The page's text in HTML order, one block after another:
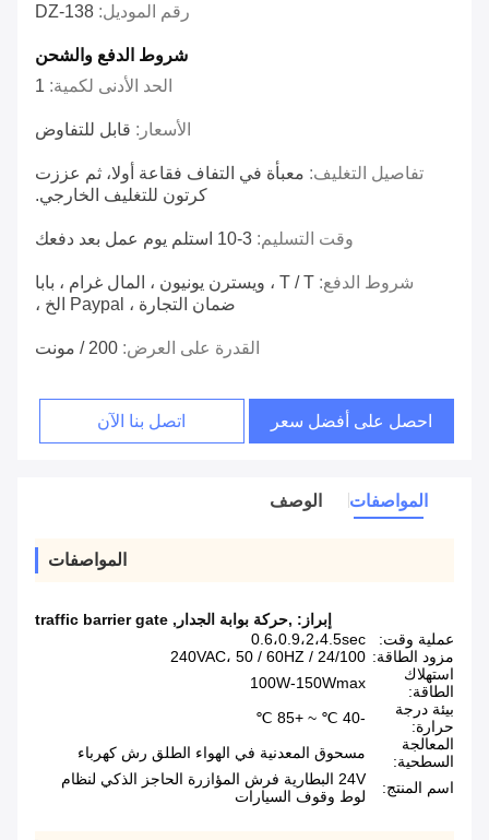
رقم الموديل: DZ-138
شروط الدفع والشحن
الحد الأدنى لكمية: 1
الأسعار: قابل للتفاوض
تفاصيل التغليف: معبأة في التفاف فقاعة أولا، ثم عززت
كرتون للتغليف الخارجي.
وقت التسليم: 3-10 استلم يوم عمل بعد دفعك
شروط الدفع:
T / T ، ويسترن يونيون ، المال غرام ، بابا
ضمان التجارة ، Paypal الخ ،
القدرة على العرض: 200 / مونت
احصل على أفضل سعر اتصل بنا الآن
المواصفات الوصف
المواصفات
إبراز: ,حركة بوابة الجدار ,
traffic barrier gate
عملية وقت:
0.6،0.9،2،4.5sec
مزود الطاقة: 24/100 / 240VAC، 50 / 60HZ
استهلاك
الطاقة:
100W-150Wmax
بيئة درجة
حرارة:
-40 ℃ ~ +85 ℃
المعالجة
السطحية:
مسحوق المعدنية في الهواء الطلق رش كهرباء
اسم المنتج:
24V البطارية فرش المؤازرة الحاجز الذكي لنظام
لوط وقوف السيارات